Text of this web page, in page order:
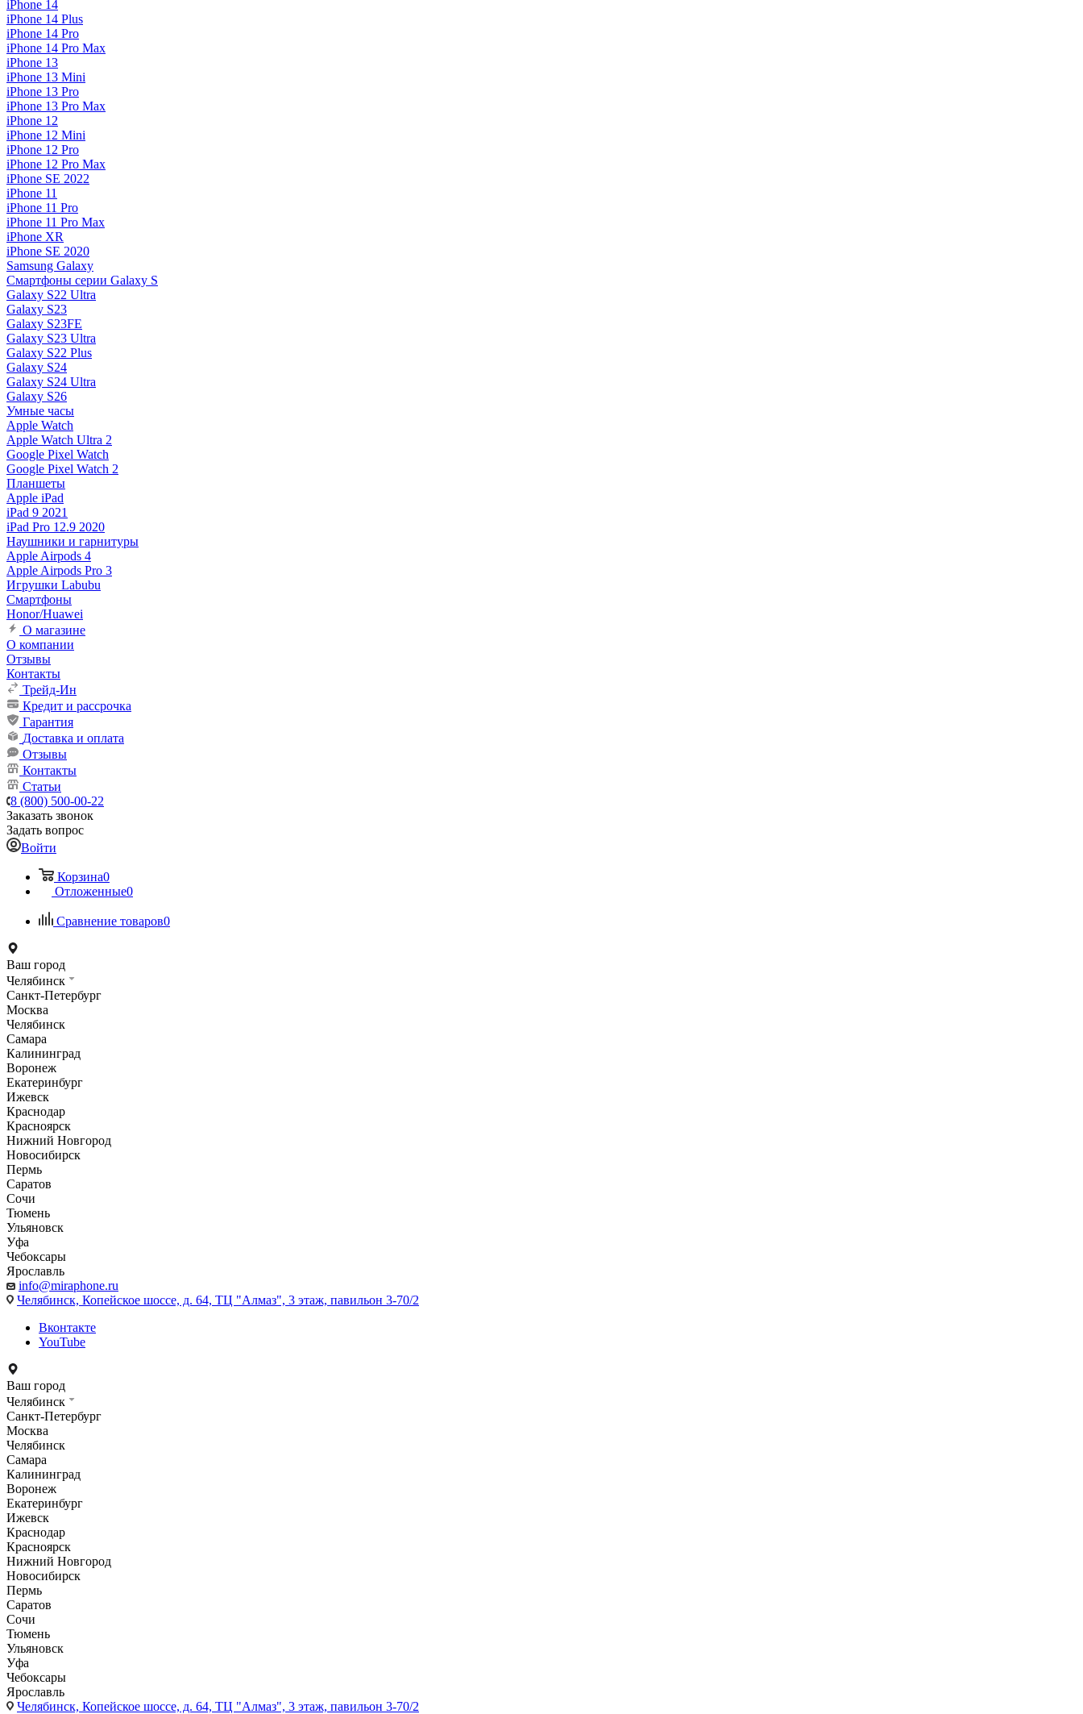
iPhone 14
iPhone 14 Plus
iPhone 14 Pro
iPhone 14 Pro Max
iPhone 13
iPhone 13 Mini
iPhone 13 Pro
iPhone 13 Pro Max
iPhone 12
iPhone 12 Mini
iPhone 12 Pro
iPhone 12 Pro Max
iPhone SE 2022
iPhone 11
iPhone 11 Pro
iPhone 11 Pro Max
iPhone XR
iPhone SE 2020
Samsung Galaxy
Смартфоны серии Galaxy S
Galaxy S22 Ultra
Galaxy S23
Galaxy S23FE
Galaxy S23 Ultra
Galaxy S22 Plus
Galaxy S24
Galaxy S24 Ultra
Galaxy S26
Умные часы
Apple Watch
Apple Watch Ultra 2
Google Pixel Watch
Google Pixel Watch 2
Планшеты
Apple iPad
iPad 9 2021
iPad Pro 12.9 2020
Наушники и гарнитуры
Apple Airpods 4
Apple Airpods Pro 3
Игрушки Labubu
Смартфоны
Honor/Huawei
О магазине
О компании
Отзывы
Контакты
Трейд-Ин
Кредит и рассрочка
Гарантия
Доставка и оплата
Отзывы
Контакты
Статьи
8 (800) 500-00-22
Заказать звонок
Задать вопрос
Войти
Корзина0
Отложенные0
Сравнение товаров0
Ваш город
Челябинск
Санкт-Петербург
Москва
Челябинск
Самара
Калининград
Воронеж
Екатеринбург
Ижевск
Краснодар
Красноярск
Нижний Новгород
Новосибирск
Пермь
Саратов
Сочи
Тюмень
Ульяновск
Уфа
Чебоксары
Ярославль
info@miraphone.ru
Челябинск, Копейское шоссе, д. 64, ТЦ "Алмаз", 3 этаж, павильон 3-70/2
Вконтакте
YouTube
Ваш город
Челябинск
Санкт-Петербург
Москва
Челябинск
Самара
Калининград
Воронеж
Екатеринбург
Ижевск
Краснодар
Красноярск
Нижний Новгород
Новосибирск
Пермь
Саратов
Сочи
Тюмень
Ульяновск
Уфа
Чебоксары
Ярославль
Челябинск, Копейское шоссе, д. 64, ТЦ "Алмаз", 3 этаж, павильон 3-70/2